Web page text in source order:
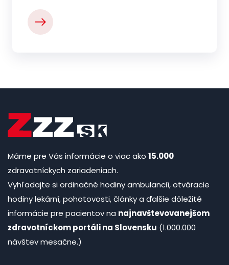
Máme pre Vás informácie o viac ako 15.000
zdravotníckych zariadeniach.
Vyhľadajte si ordinačné hodiny ambulancií, otváracie
hodiny lekární, pohotovosti, články a ďalšie dôležité
informácie pre pacientov na najnavštevovanejšom
zdravotníckom portáli na Slovensku (1.000.000
návštev mesačne.)